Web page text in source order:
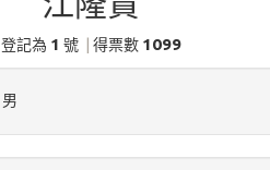
登記為 1 號 得票數 1099
男